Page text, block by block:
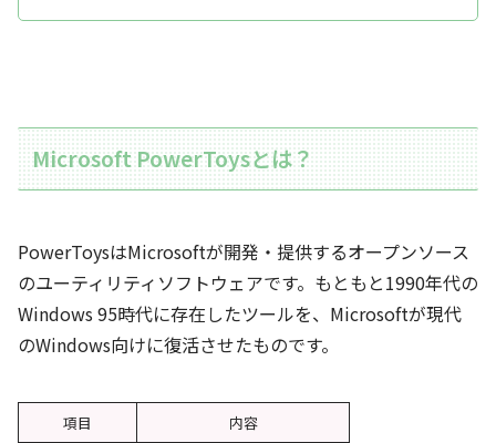
Microsoft PowerToysとは？
PowerToysはMicrosoftが開発・提供するオープンソース
のユーティリティソフトウェアです。もともと1990年代の
Windows 95時代に存在したツールを、Microsoftが現代
のWindows向けに復活させたものです。
項目
内容